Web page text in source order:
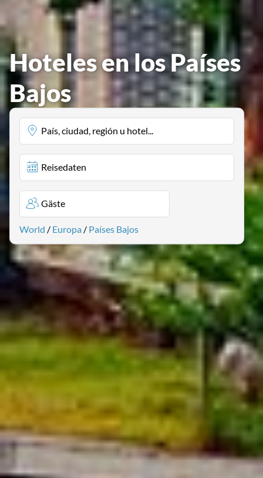
Hoteles en los Países
Bajos
País, ciudad, región u hotel...
Reisedaten
Gäste
World / Europa / Países Bajos